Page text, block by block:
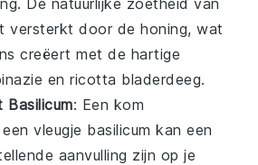
versterkt door dehoning, wat
creëert met de hartige
enricotta bladerdeeg.
Basilicum: Een kom
vleugje basilicum kan een
aanvulling zijn op je